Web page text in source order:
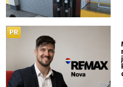
PR